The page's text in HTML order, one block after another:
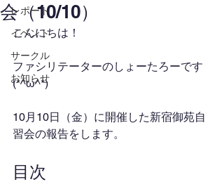
レポート
イベント
サークル
お知らせ
会（10/10）
こんにちは！
ファシリテーターのしょーたろーです
(*^ω^*)
10月10日（金）に開催した新宿御苑自
習会の報告をします。
目次